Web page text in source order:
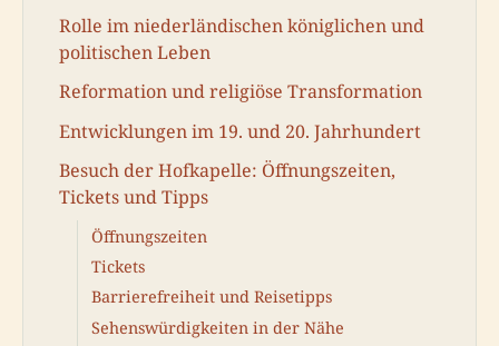
Rolle im niederländischen königlichen und
politischen Leben
Reformation und religiöse Transformation
Entwicklungen im 19. und 20. Jahrhundert
Besuch der Hofkapelle: Öffnungszeiten,
Tickets und Tipps
Öffnungszeiten
Tickets
Barrierefreiheit und Reisetipps
Sehenswürdigkeiten in der Nähe